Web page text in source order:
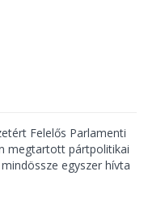
Felelős Parlamenti
megtartott pártpolitikai
egyszer hívta